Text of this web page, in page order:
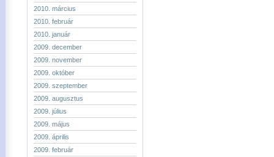
2010. március
2010. február
2010. január
2009. december
2009. november
2009. október
2009. szeptember
2009. augusztus
2009. július
2009. május
2009. április
2009. február